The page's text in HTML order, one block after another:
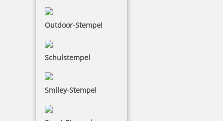
Outdoor-Stempel
Schulstempel
Smiley-Stempel